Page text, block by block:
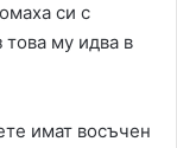
си с
му идва в
имат восъчен